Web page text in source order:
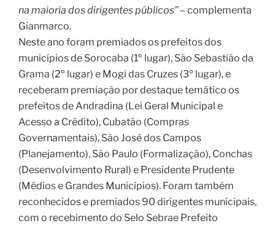
na maioria dos dirigentes públicos” – complementa
Gianmarco.
Neste ano foram premiados os prefeitos dos
municípios de Sorocaba (1º lugar), São Sebastião da
Grama (2º lugar) e Mogi das Cruzes (3º lugar), e
receberam premiação por destaque temático os
prefeitos de Andradina (Lei Geral Municipal e
Acesso a Crédito), Cubatão (Compras
Governamentais), São José dos Campos
(Planejamento), São Paulo (Formalização), Conchas
(Desenvolvimento Rural) e Presidente Prudente
(Médios e Grandes Municípios). Foram também
reconhecidos e premiados 90 dirigentes municipais,
com o recebimento do Selo Sebrae Prefeito